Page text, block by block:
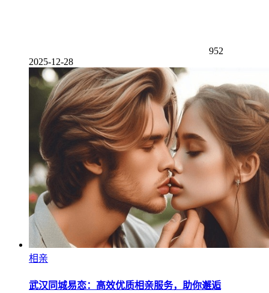
952
2025-12-28
相亲
武汉同城易恋：高效优质相亲服务，助你邂逅